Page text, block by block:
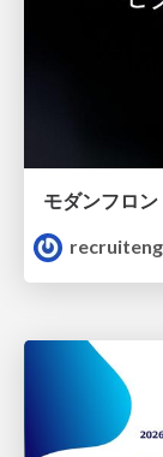
モダンフロ